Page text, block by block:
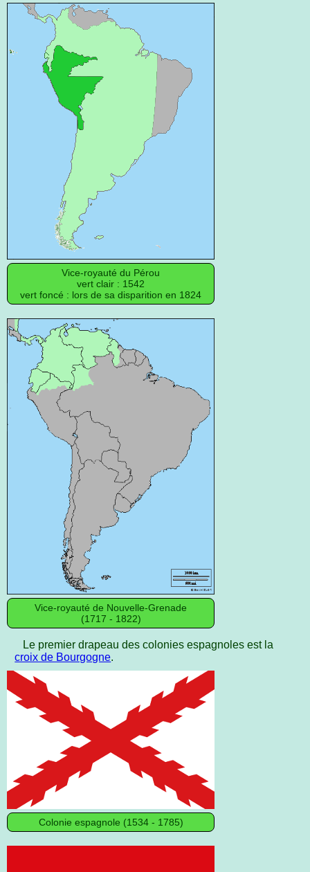
Vice-royauté du Pérou
vert clair : 1542
vert foncé : lors de sa disparition en 1824
Vice-royauté de Nouvelle-Grenade
(1717 - 1822)
Le premier drapeau des colonies espagnoles est la
croix de Bourgogne.
Colonie espagnole (1534 - 1785)